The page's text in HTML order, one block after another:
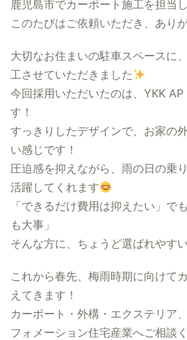
鹿児島市でカーポート施工を担当
このたびはご依頼いただき、あり
大切なお住まいの駐車スペースに
工させていただきました
今回採用いただいたのは、YKK
す！
すっきりしたデザインで、お家の
い感じです！
圧迫感を抑えながら、雨の日の乗
活躍してくれます
「できるだけ費用は抑えたい」で
も大事」
そんな方に、ちょうど選ばれやす
これから春先、梅雨時期に向けて
えてきます！
カーポート・外構・エクステリア
フォメーション住宅産業へご相談